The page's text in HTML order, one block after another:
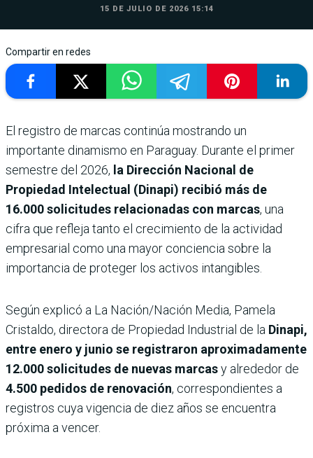
15 DE JULIO DE 2026 15:14
Compartir en redes
El registro de marcas continúa mostrando un
importante dinamismo en Paraguay. Durante el primer
semestre del 2026, la Dirección Nacional de
Propiedad Intelectual (Dinapi) recibió más de
16.000 solicitudes relacionadas con marcas, una
cifra que refleja tanto el crecimiento de la actividad
empresarial como una mayor conciencia sobre la
importancia de proteger los activos intangibles.
Según explicó a La Nación/Nación Media, Pamela
Cristaldo, directora de Propiedad Industrial de la Dinapi,
entre enero y junio se registraron aproximadamente
12.000 solicitudes de nuevas marcasy alrededor de
4.500 pedidos de renovación, correspondientes a
registros cuya vigencia de diez años se encuentra
próxima a vencer.